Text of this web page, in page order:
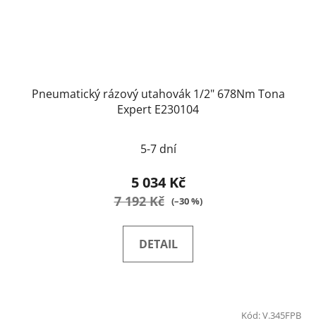
Pneumatický rázový utahovák 1/2" 678Nm Tona
Expert E230104
5-7 dní
5 034 Kč
7 192 Kč (–30 %)
DETAIL
Kód:V.345FPB